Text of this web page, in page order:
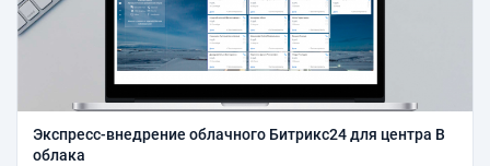
Экспресс-внедрение облачного Битрикс24 для центра В
облака